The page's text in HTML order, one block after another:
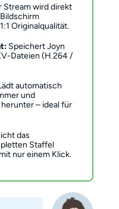
Stream wird direkt
Originalqualität.
Speichert Joyn
Dateien (H.264 /
automatisch
und
– ideal für
das
Staffel
nur einem Klick.